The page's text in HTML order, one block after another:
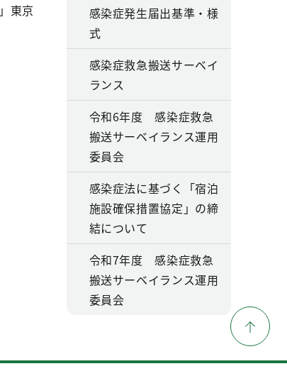
東京
感染症発生届出基準・様
式
感染症救急搬送サーベイ
ランス
令和6年度 感染症救急
搬送サーベイランス運用
委員会
感染症法に基づく「宿泊
施設確保措置協定」の締
結について
令和7年度 感染症救急
搬送サーベイランス運用
委員会